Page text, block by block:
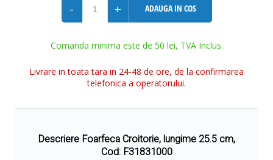
- + ADAUGA IN COS
Comanda minima este de 50 lei, TVA Inclus.
Livrare in toata tara in 24-48 de ore, de la confirmarea
telefonica a operatorului.
Descriere Foarfeca Croitorie, lungime 25.5 cm,
Cod: F31831000